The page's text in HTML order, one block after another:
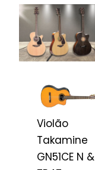
Violão
Takamine
GN51CE N &